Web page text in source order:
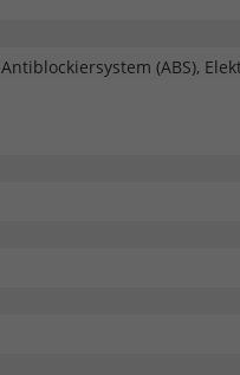
Antiblockiersystem (ABS),